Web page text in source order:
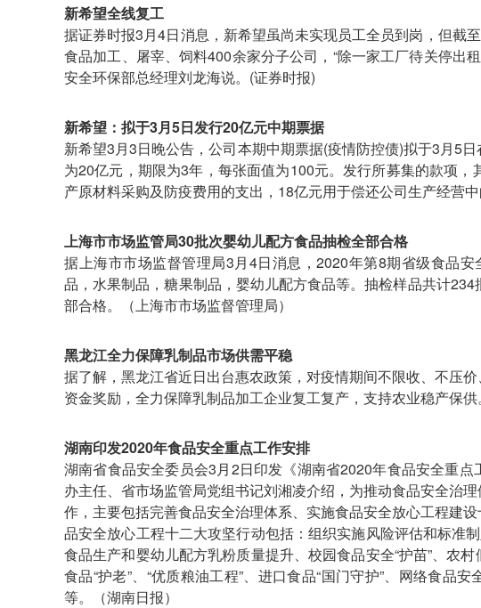
新希望全线复工
据证券时报3月4日消息，新希望虽尚未实现员工全员到岗，但截
食品加工、屠宰、饲料400余家分子公司，“除一家工厂待关停出
安全环保部总经理刘龙海说。(证券时报)
新希望：拟于3月5日发行20亿元中期票据
新希望3月3日晚公告，公司本期中期票据(疫情防控债)拟于3月5
为20亿元，期限为3年，每张面值为100元。发行所募集的款项
产原材料采购及防疫费用的支出，18亿元用于偿还公司生产经营
上海市市场监管局30批次婴幼儿配方食品抽检全部合格
据上海市市场监督管理局3月4日消息，2020年第8期省级食品
品，水果制品，糖果制品，婴幼儿配方食品等。抽检样品共计
部合格。（上海市市场监督管理局）
黑龙江全力保障乳制品市场供需平稳
据了解，黑龙江省近日出台惠农政策，对疫情期间不限收、不压
资金奖励，全力保障乳制品加工企业复工复产，支持农业稳产保供
湖南印发2020年食品安全重点工作安排
湖南省食品安全委员会3月2日印发《湖南省2020年食品安全重
办主任、省市场监管局党组书记刘湘凌介绍，为推动食品安全治
作，主要包括完善食品安全治理体系、实施食品安全放心工程建
品安全放心工程十二大攻坚行动包括：组织实施风险评估和标准
食品生产和婴幼儿配方乳粉质量提升、校园食品安全“护苗”、农
食品“护老”、“优质粮油工程”、进口食品“国门守护”、网络食品安
等。（湖南日报）